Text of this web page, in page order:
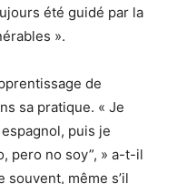
été guidé par la
».
de
sa pratique. « Je
puis je
pero no soy”, » a-t-il
souvent, même s’il